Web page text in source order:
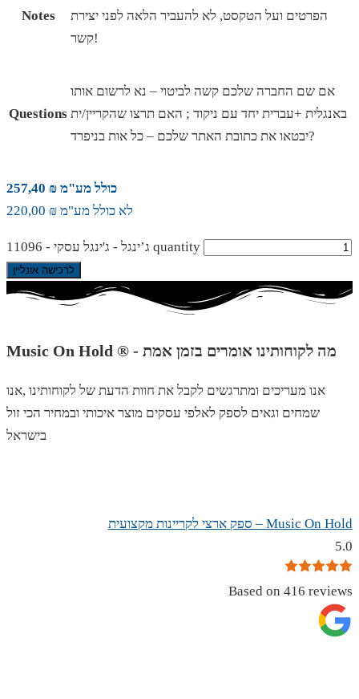
Notes
הפרטים ועל הטקסט, לא להעביר הלאה לפני יצירת
קשר!
Questions
אם שם החברה שלכם קשה לביטוי – נא לרשום אותו
באנגלית +עברית יחד עם ניקוד ; האם תרצו שהקריין/ית
יבטאו את כתובת האתר שלכם – כל אות בניפרד?
כולל מע"מ ₪ 257,40
לא כולל מע"מ ₪ 220,00
ג’ינגל - ג'ינגל עסקי - 11096 quantity
לרכישה אונליין
Music On Hold ® - מה לקוחותינו אומרים בזמן אמת
אנו מעריכים ומתרגשים לקבל את חוות הדעת של לקוחותינו ,אנו
שמחים וגאים לספק לאלפי עסקים מוצר איכותי ובמחיר הכי זול
בישראל
Music On Hold – ספק ארצי לקריינות מקצועית
5.0
Based on 416 reviews